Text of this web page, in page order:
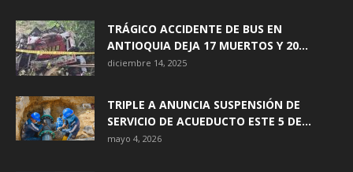
TRÁGICO ACCIDENTE DE BUS EN
ANTIOQUIA DEJA 17 MUERTOS Y 20...
diciembre 14, 2025
TRIPLE A ANUNCIA SUSPENSIÓN DE
SERVICIO DE ACUEDUCTO ESTE 5 DE...
mayo 4, 2026